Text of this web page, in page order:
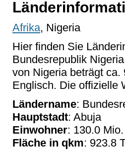
Afrika, Nigeria
Hier finden Sie
Bundesrepublik
von Nigeria beträgt
Englisch. Die offizielle
Ländername:
Hauptstadt: Abuja
Einwohner: 130.0 Mio.
Fläche in qkm: 923.8